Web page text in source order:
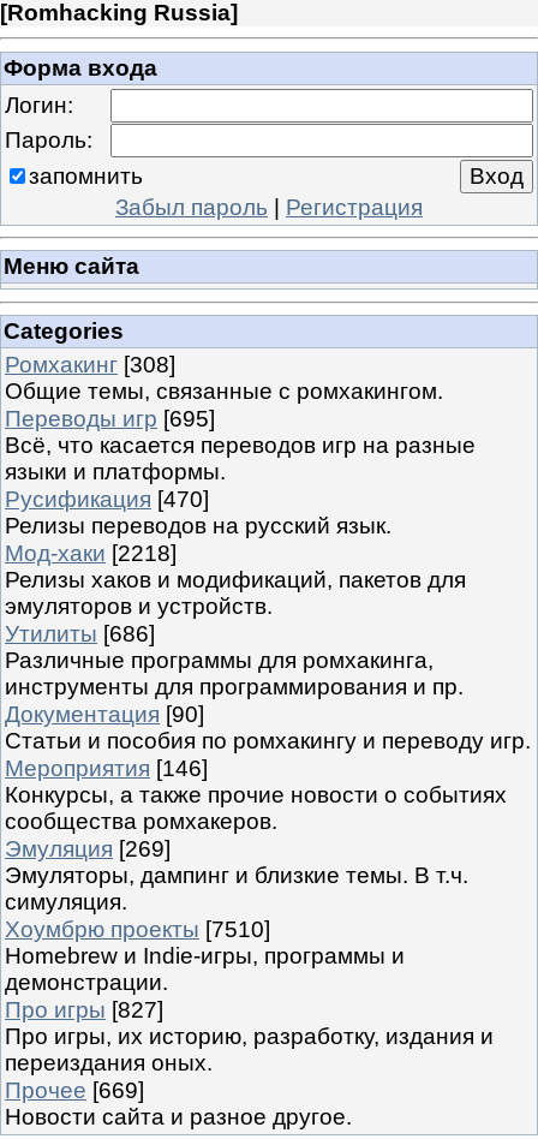
[Romhacking Russia]
Форма входа
Логин:
Пароль:
запомнить
Забыл пароль | Регистрация
Меню сайта
Categories
Ромхакинг [308]
Общие темы, связанные с ромхакингом.
Переводы игр [695]
Всё, что касается переводов игр на разные
языки и платформы.
Русификация [470]
Релизы переводов на русский язык.
Мод-хаки [2218]
Релизы хаков и модификаций, пакетов для
эмуляторов и устройств.
Утилиты [686]
Различные программы для ромхакинга,
инструменты для программирования и пр.
Документация [90]
Статьи и пособия по ромхакингу и переводу игр.
Мероприятия [146]
Конкурсы, а также прочие новости о событиях
сообщества ромхакеров.
Эмуляция [269]
Эмуляторы, дампинг и близкие темы. В т.ч.
симуляция.
Хоумбрю проекты [7510]
Homebrew и Indie-игры, программы и
демонстрации.
Про игры [827]
Про игры, их историю, разработку, издания и
переиздания оных.
Прочее [669]
Новости сайта и разное другое.